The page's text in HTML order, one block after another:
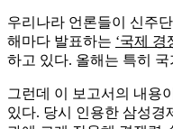
우리나라 언론들이 신주
해마다 발표하는 ‘국제 경
하고 있다. 올해는 특히
그런데 이 보고서의 내용
있다. 당시 인용한 삼성경